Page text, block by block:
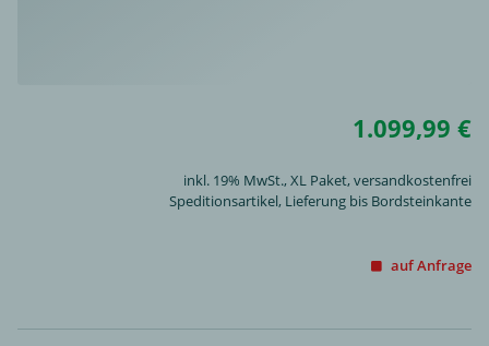
1.099,99 €
inkl. 19% MwSt.,XL Paket, versandkostenfrei
Speditionsartikel, Lieferung bis Bordsteinkante
auf Anfrage